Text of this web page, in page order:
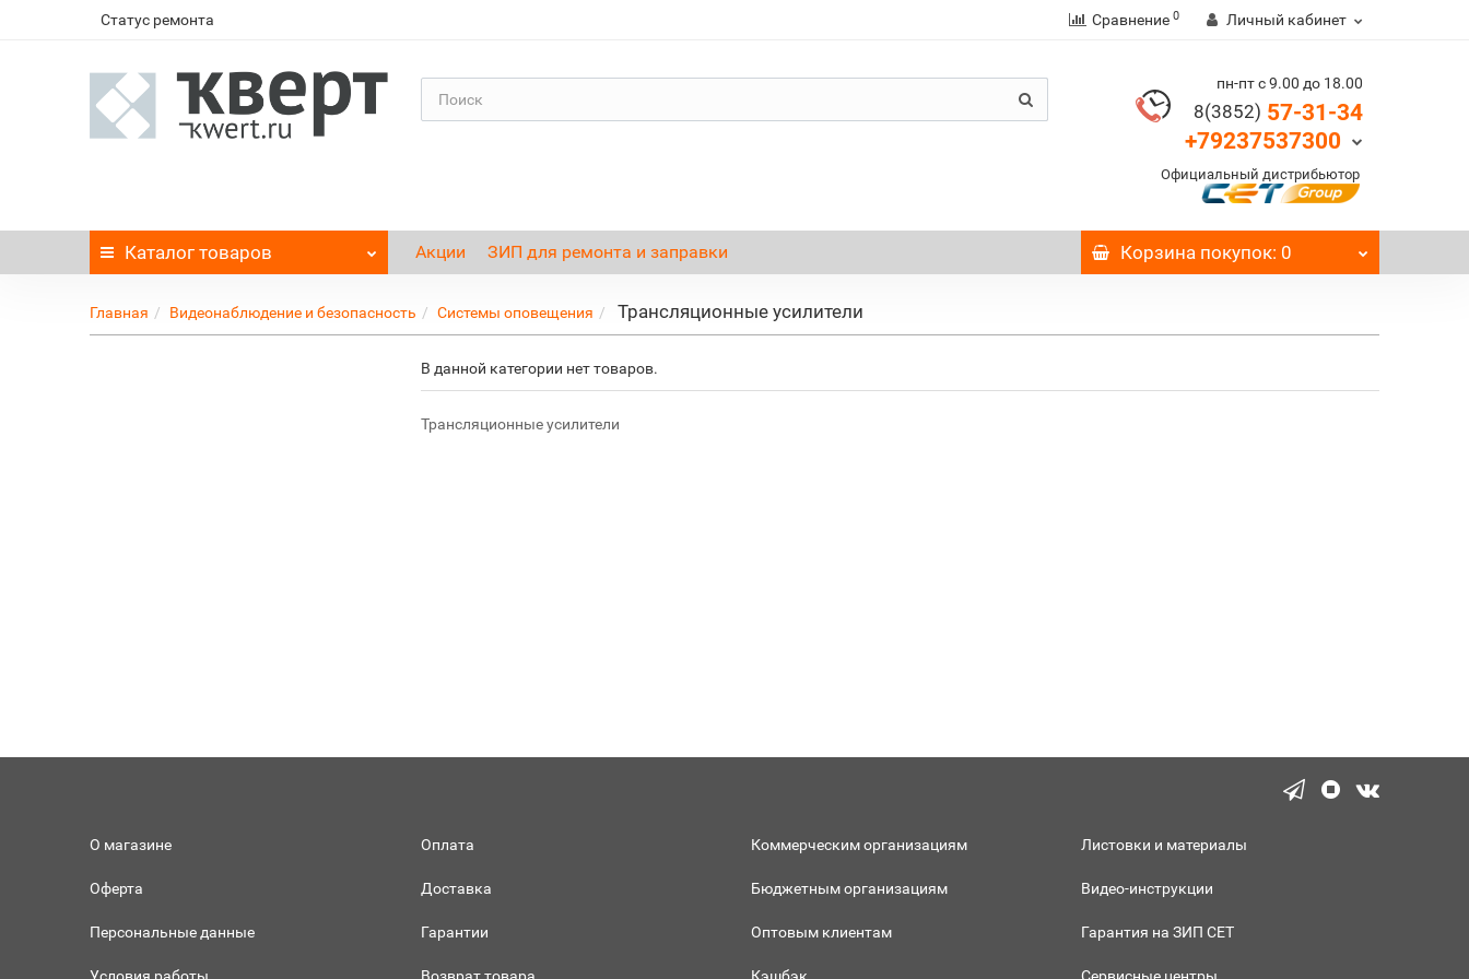
Статус ремонта Сравнение 0 Личный кабинет
пн-пт с 9.00 до 18.00
8(3852) 57-31-34
+79237537300
Официальный дистрибьютор
Каталог товаров Акции ЗИП для ремонта и заправки Корзина покупок: 0
Главная Видеонаблюдение и безопасность Системы оповещения Трансляционные усилители
В данной категории нет товаров.
Трансляционные усилители
О магазине
Оферта
Персональные данные
Условия работы
Оплата
Доставка
Гарантии
Возврат товара
Коммерческим организациям
Бюджетным организациям
Оптовым клиентам
Кэшбэк
Листовки и материалы
Видео-инструкции
Гарантия на ЗИП СЕТ
Сервисные центры